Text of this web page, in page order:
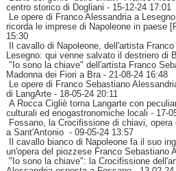
centro storico di Dogliani - 15-12-24 17:01
Le opere di Franco Alessandria a
ricorda le imprese di Napoleone in paese
15:30
Il cavallo di Napoleone, dell'artista
Lesegno: qui venne salvato il destriero di
"Io sono la chiave" dell'artista Franco
Madonna dei Fiori a Bra- 21-08-24 16:48
Le opere di Franco Sebastiano
di LangArte- 18-05-24 20:11
A Rocca Cigliè torna Langarte con
culturali ed enogastronomiche locali - 17-
Fossano, la Crocifissione di chiavi,
a Sant'Antonio - 09-05-24 13:57
Il cavallo bianco di Napoleone fa il suo
un'opera del piozzese Franco Sebastiano
"Io sono la chiave": la Crocifissione